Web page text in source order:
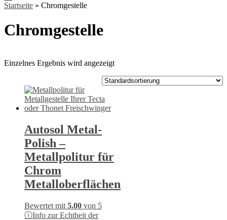
Startseite » Chromgestelle
Chromgestelle
Einzelnes Ergebnis wird angezeigt
Autosol Metal-
Polish –
Metallpolitur für
Chrom
Metalloberflächen
Bewertet mit 5.00 von 5
ⓘInfo zur Echtheit der